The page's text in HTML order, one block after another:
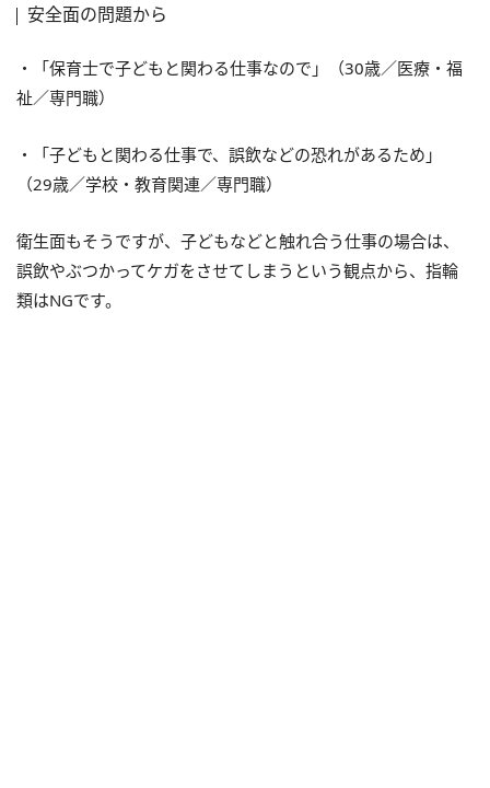
安全面の問題から
・「保育士で子どもと関わる仕事なので」（30歳／医療・福
祉／専門職）
・「子どもと関わる仕事で、誤飲などの恐れがあるため」
（29歳／学校・教育関連／専門職）
衛生面もそうですが、子どもなどと触れ合う仕事の場合は、
誤飲やぶつかってケガをさせてしまうという観点から、指輪
類はNGです。